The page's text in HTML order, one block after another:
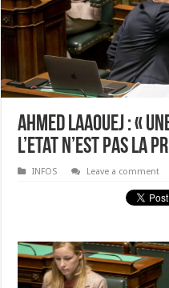
Ahmed Laaouej : «
l’Etat n’est pas la
INFOS Leave a comment